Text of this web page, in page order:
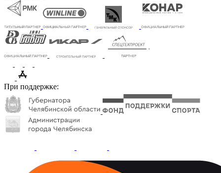
При поддержке: